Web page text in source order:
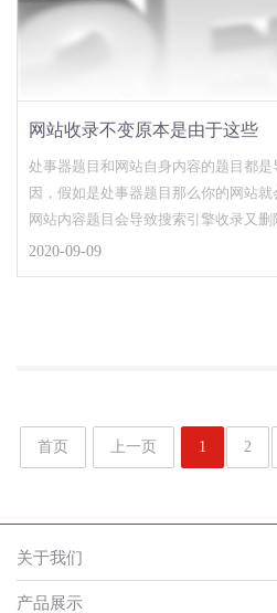
网站收录不变原本是由于这些
处事器题目和网站自身内容的题目都
因，假如是处事器题目那么你的网站
网站内容题目会导致搜索引擎收录又
录不不变 新的网...
2020-09-09
首页 上一页 1 2
关于我们
产品展示